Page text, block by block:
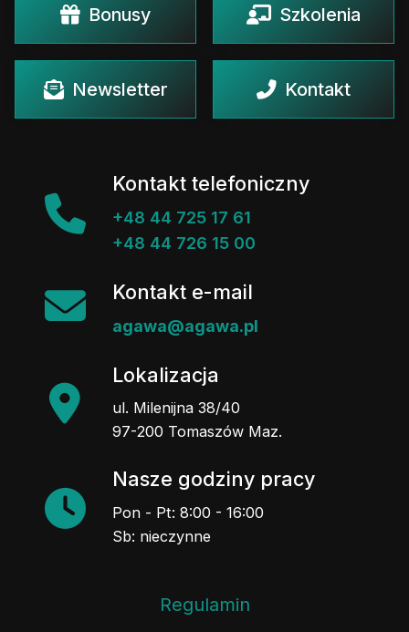
Bonusy Szkolenia
Newsletter Kontakt
Kontakt telefoniczny
+48 44 725 17 61
+48 44 726 15 00
Kontakt e-mail
agawa@agawa.pl
Lokalizacja
ul. Milenijna 38/40
97-200 Tomaszów Maz.
Nasze godziny pracy
Pon - Pt: 8:00 - 16:00
Sb: nieczynne
Regulamin